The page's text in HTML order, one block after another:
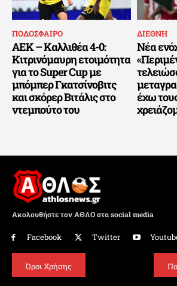
ΠΟΔΟΣΦΑΙΡΟ
ΑΕΚ – Καλλιθέα 4-0:
Κιτρινόμαυρη ετοιμότητα
για το Super Cup με
μπόμπερ Γκατσίνοβιτς
και σκόρερ Βιτάλις στο
ντεμπούτο του
ΔΙΕΘΝΗ
Νέα
έχω
Ακολουθήστε τον ΑΘΛΟ στα social media
Facebook Twitter
Όροι Χρήσης